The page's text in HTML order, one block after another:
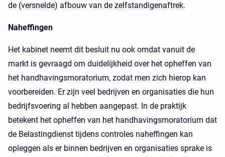
de (versnelde) afbouw van de zelfstandigenaftrek.
Naheffingen
Het kabinet neemt dit besluit nu ook omdat vanuit de
markt is gevraagd om duidelijkheid over het opheffen van
het handhavingsmoratorium, zodat men zich hierop kan
voorbereiden. Er zijn veel bedrijven en organisaties die hun
bedrijfsvoering al hebben aangepast. In de praktijk
betekent het opheffen van het handhavingsmoratorium dat
de Belastingdienst tijdens controles naheffingen kan
opleggen als er binnen bedrijven en organisaties sprake is